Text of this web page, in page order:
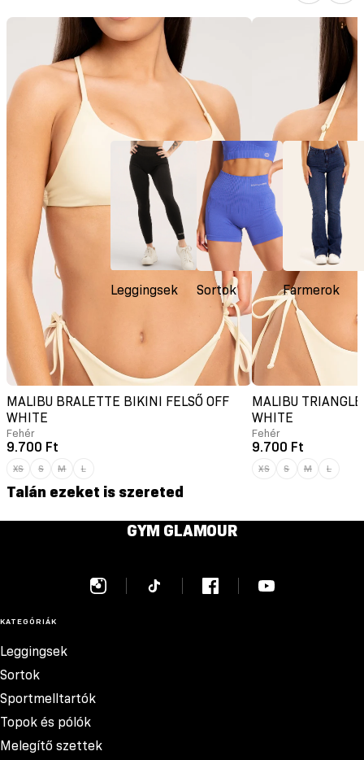
Leggingsek Sortok Farmerok
MALIBU BRALETTE BIKINI FELSŐ OFF
WHITE
Fehér
9.700 Ft
XS S M L
MALIBU
WHITE
Fehér
9.700 Ft
XS S M L
Talán ezeket is szereted
GYM GLAMOUR
KATEGÓRIÁK
Leggingsek
Sortok
Sportmelltartók
Topok és pólók
Melegítő szettek